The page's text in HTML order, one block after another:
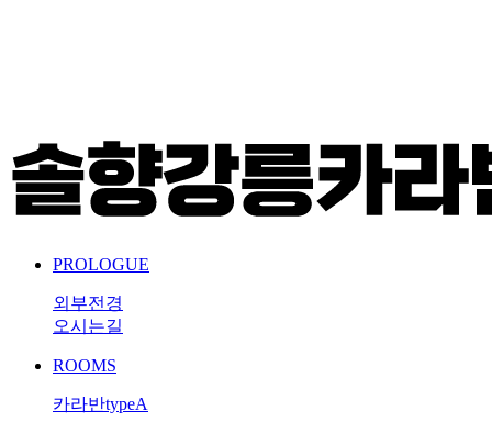
PROLOGUE
외부전경
오시는길
ROOMS
카라반typeA